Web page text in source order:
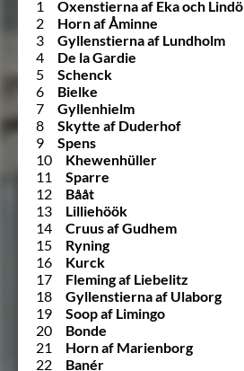
1
Oxenstierna af Eka och Lindö
2
Horn af Åminne
3
Gyllenstierna af Lundholm
4
De la Gardie
5
Schenck
6
Bielke
7
Gyllenhielm
8
Skytte af Duderhof
9
Spens
10
Khewenhüller
11
Sparre
12
Bååt
13
Lilliehöök
14
Cruus af Gudhem
15
Ryning
16
Kurck
17
Fleming af Liebelitz
18
Gyllenstierna af Ulaborg
19
Soop af Limingo
20
Bonde
21
Horn af Marienborg
22
Banér